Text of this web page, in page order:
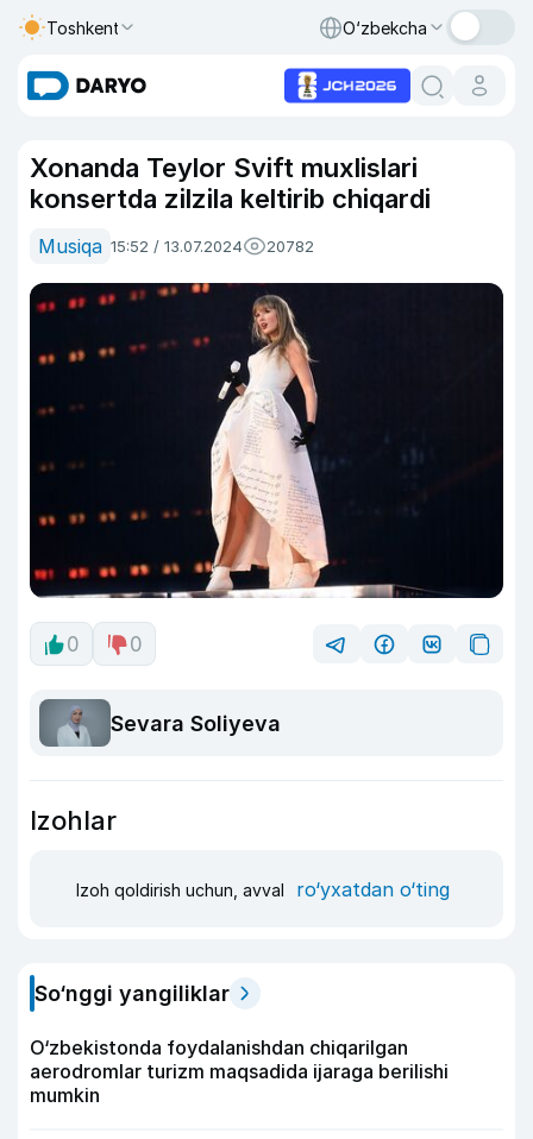
Toshkent O‘zbekcha
Xonanda Teylor Svift muxlislari
konsertda zilzila keltirib chiqardi
Musiqa 15:52 / 13.07.2024 20782
0 0
Sevara Soliyeva
Izohlar
Izoh qoldirish uchun, avval ro‘yxatdan o‘ting
So‘nggi yangiliklar
O‘zbekistonda foydalanishdan chiqarilgan
aerodromlar turizm maqsadida ijaraga berilishi
mumkin